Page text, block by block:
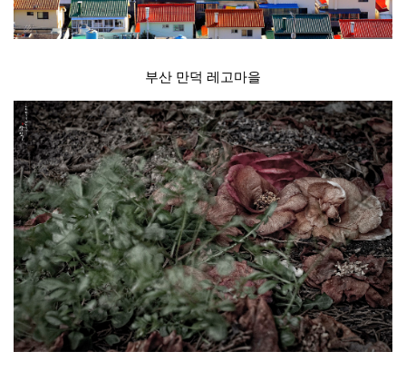
부산 만덕 레고마을